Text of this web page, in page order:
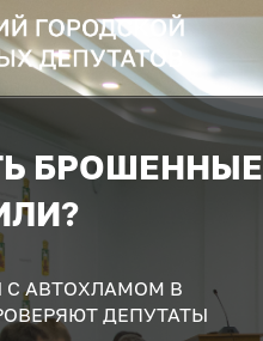
к основной части
- 1-му чтению